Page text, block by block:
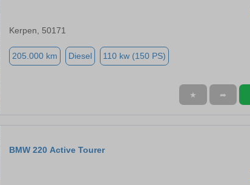
Kerpen, 50171
205.000 km Diesel 110 kw (150 PS)
★ ➦
BMW 220 Active Tourer